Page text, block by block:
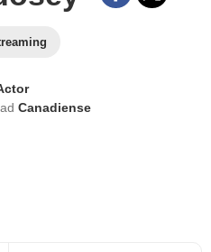
Canadiense